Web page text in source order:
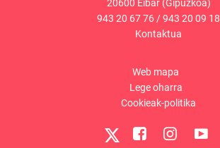
20600 Eibar (Gipuzkoa)
943 20 67 76/943 20 09 18
Kontaktua
Web mapa
Lege oharra
Cookieak-politika